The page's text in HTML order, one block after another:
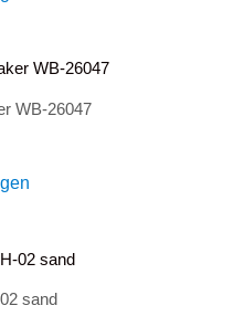
WB-26047
sand